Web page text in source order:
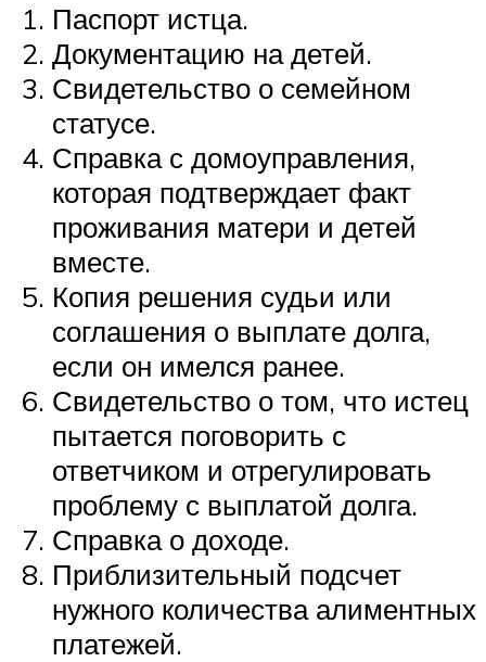
Паспорт истца.
Документацию на детей.
Свидетельство о семейном
статусе.
Справка с домоуправления,
которая подтверждает факт
проживания матери и детей
вместе.
Копия решения судьи или
соглашения о выплате долга,
если он имелся ранее.
Свидетельство о том, что истец
пытается поговорить с
ответчиком и отрегулировать
проблему с выплатой долга.
Справка о доходе.
Приблизительный подсчет
нужного количества алиментных
платежей.